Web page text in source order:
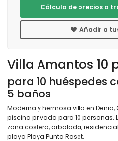
Villa Amantos 10
para 10 huéspedes
5 baños
Moderna y hermosa villa en Denia,
piscina privada para 10 personas.
zona costera, arbolada,
playa Playa Punta Raset.
Cálculo de precios a
Añadir a